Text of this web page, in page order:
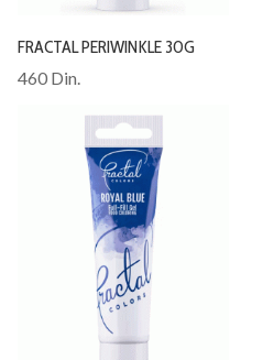
FRACTAL PERIWINKLE 30G
460 Din.